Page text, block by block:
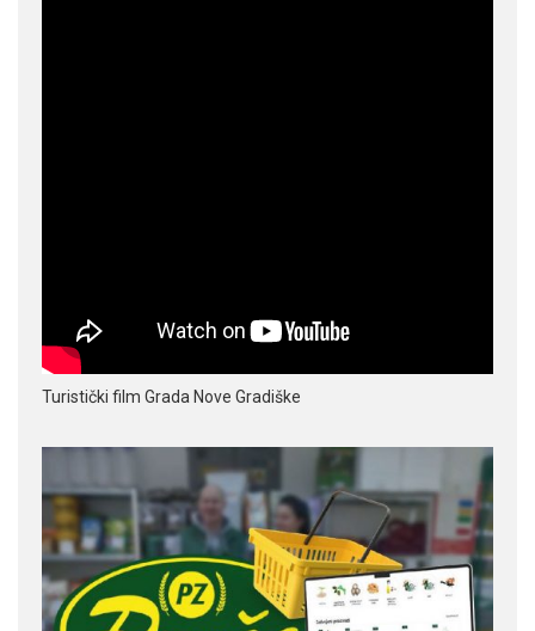
Turistički film Grada Nove Gradiške